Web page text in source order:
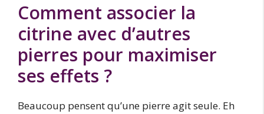
Comment associer la
citrine avec d’autres
pierres pour maximiser
ses effets ?
Beaucoup pensent qu’une pierre agit seule. Eh